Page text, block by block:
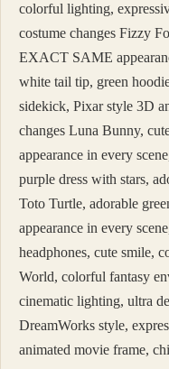
colorful lighting,
costume changes Fizzy
EXACT SAME
white tail tip, green
sidekick, Pixar style 3D
changes Luna Bunny,
appearance in every
purple dress with stars,
Toto Turtle, adorable
appearance in every
headphones, cute smile,
World, colorful fantasy
cinematic lighting, ultra
DreamWorks style,
animated movie frame,